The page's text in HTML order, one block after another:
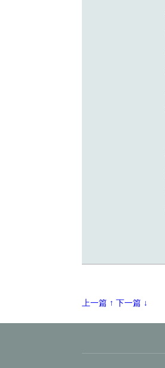
上一篇 ↑ 下一篇 ↓